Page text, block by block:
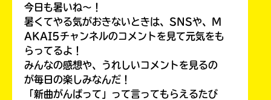
今日も暑いね〜！
暑くてやる気がおきないときは、SNSや、M
AKAI5チャンネルのコメントを見て元気をも
らってるよ！
みんなの感想や、うれしいコメントを見るの
が毎日の楽しみなんだ！
「新曲がんばって」って言ってもらえるたび